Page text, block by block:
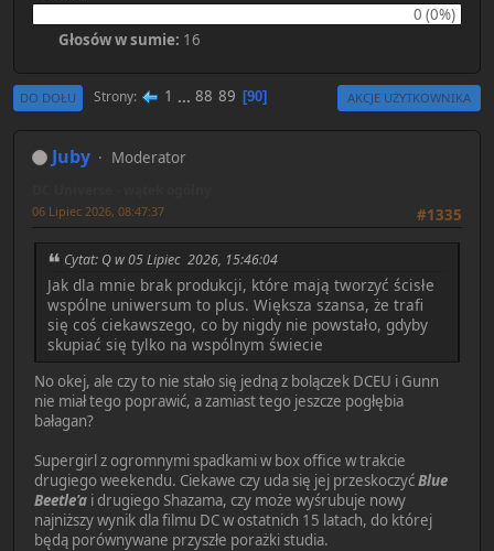
0 (0%)
Głosów w sumie: 16
DO DOŁU Strony 1 ... 88 89 90 AKCJE UŻYTKOWNIKA
Juby Moderator
#1335
06 Lipiec 2026, 08:47:37
Cytat: Q w 05 Lipiec 2026, 15:46:04
Jak dla mnie brak produkcji, które mają tworzyć ścisłe
wspólne uniwersum to plus. Większa szansa, że trafi
się coś ciekawszego, co by nigdy nie powstało, gdyby
skupiać się tylko na wspólnym świecie
No okej, ale czy to nie stało się jedną z bolączek DCEU i Gunn
nie miał tego poprawić, a zamiast tego jeszcze pogłębia
bałagan?
Supergirl z ogromnymi spadkami w box office w trakcie
drugiego weekendu. Ciekawe czy uda się jej przeskoczyćBlue
Beetle'a i drugiego Shazama, czy może wyśrubuje nowy
najniższy wynik dla filmu DC w ostatnich 15 latach, do której
będą porównywane przyszłe porażki studia.